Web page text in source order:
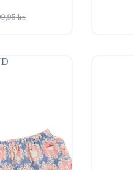
kr.
kr..
kr..